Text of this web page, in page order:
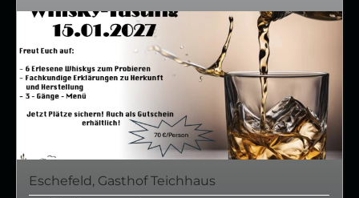
Eschefeld, Gasthof Teichhaus